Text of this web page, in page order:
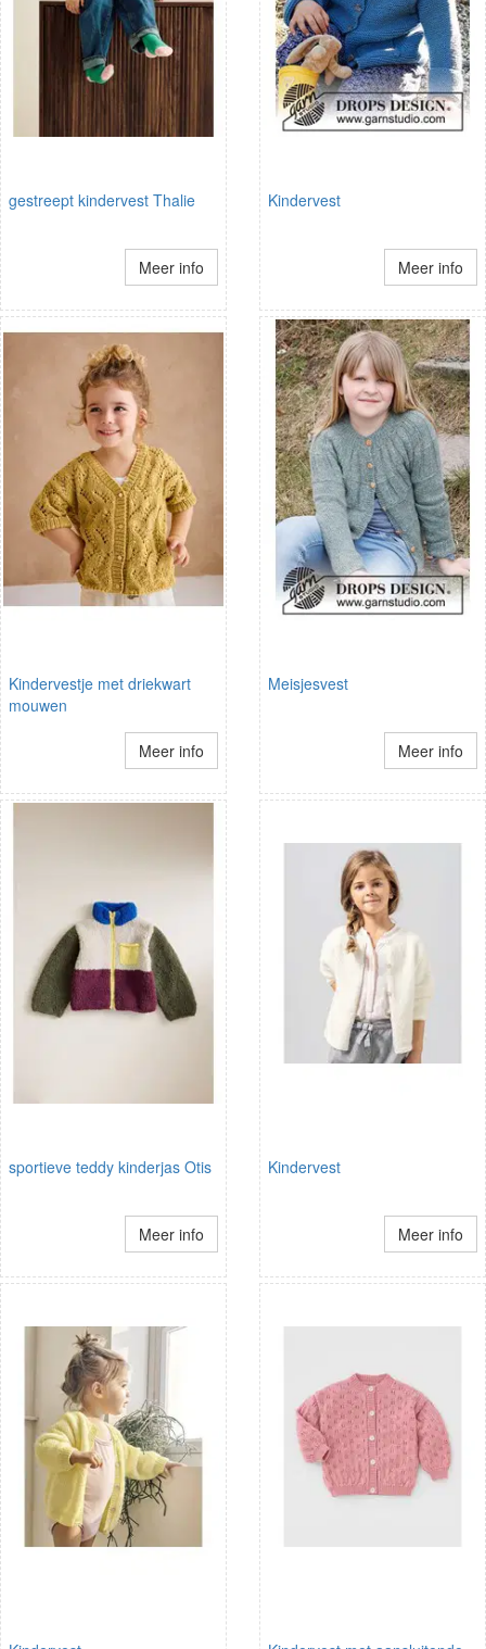
gestreept kindervest Thalie
Meer info
Kindervest
Meer info
Kindervestje met driekwart
mouwen
Meer info
Meisjesvest
Meer info
sportieve teddy kinderjas Otis
Meer info
Kindervest
Meer info